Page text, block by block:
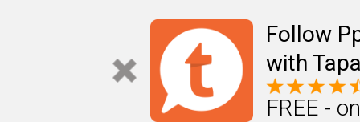
Follow
with
FREE -